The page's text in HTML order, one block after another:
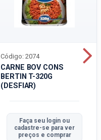
CARNE BOV CONS
BERTIN T-320G
(DESFIAR)
Código: 2074
Faça seu login ou
cadastre-se para ver
preços e comprar